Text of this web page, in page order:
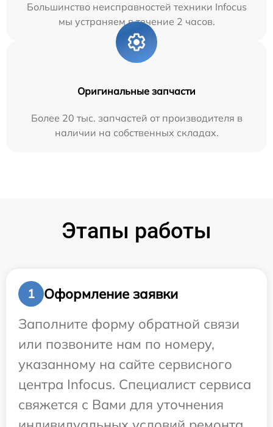
Большинство неисправностей техники Infocus
мы устраняем в течение 2 часов.
Оригинальные запчасти
Более 20 тыс. запчастей от производителя в
наличии на собственных складах.
Этапы работы
1
Оформление заявки
Заполните форму обратной связи
или позвоните нам по номеру,
указанному на сайте сервисного
центра Infocus. Специалист сервиса
свяжется с Вами для уточнения